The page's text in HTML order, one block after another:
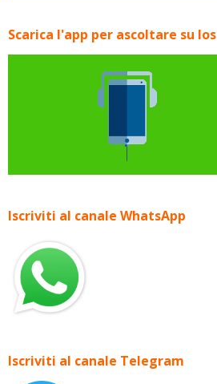
Scarica l'app per ascoltare su Ios
Iscriviti al canale WhatsApp
Iscriviti al canale Telegram